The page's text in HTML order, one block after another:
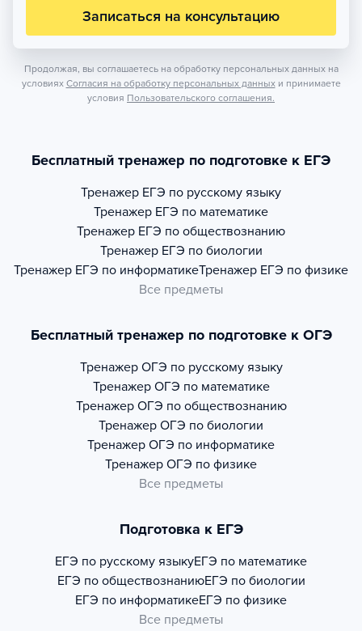
Записаться на консультацию
Продолжая, вы соглашаетесь на обработку персональных данных на
условиях Согласия на обработку персональных данных и принимаете
условия Пользовательского соглашения.
Бесплатный тренажер по подготовке к ЕГЭ
Тренажер ЕГЭ по русскому языку
Тренажер ЕГЭ по математике
Тренажер ЕГЭ по обществознанию
Тренажер ЕГЭ по биологии
Тренажер ЕГЭ по информатикеТренажер ЕГЭ по физике
Все предметы
Бесплатный тренажер по подготовке к ОГЭ
Тренажер ОГЭ по русскому языку
Тренажер ОГЭ по математике
Тренажер ОГЭ по обществознанию
Тренажер ОГЭ по биологии
Тренажер ОГЭ по информатике
Тренажер ОГЭ по физике
Все предметы
Подготовка к ЕГЭ
ЕГЭ по русскому языкуЕГЭ по математике
ЕГЭ по обществознаниюЕГЭ по биологии
ЕГЭ по информатикеЕГЭ по физике
Все предметы